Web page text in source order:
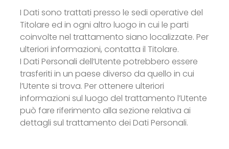
I Dati sono trattati presso le sedi operative del
Titolare ed in ogni altro luogo in cui le parti
coinvolte nel trattamento siano localizzate. Per
ulteriori informazioni, contatta il Titolare.
I Dati Personali dell’Utente potrebbero essere
trasferiti in un paese diverso da quello in cui
l’Utente si trova. Per ottenere ulteriori
informazioni sul luogo del trattamento l’Utente
può fare riferimento alla sezione relativa ai
dettagli sul trattamento dei Dati Personali.